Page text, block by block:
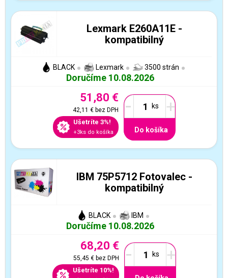
Lexmark E260A11E -
kompatibilný
BLACK Lexmark 3500 strán
Doručíme 10.08.2026
51,80 €
42,11 €bez DPH
Ušetríte 3%!
+3ks do košíka
- +
Do košíka
IBM 75P5712 Fotovalec -
kompatibilný
BLACK IBM
Doručíme 10.08.2026
68,20 €
55,45 €bez DPH
Ušetríte 10%!
- +